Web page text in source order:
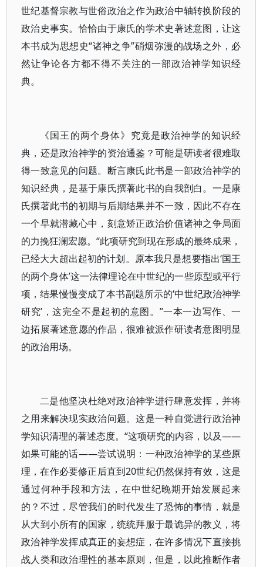
世纪基督宗教与世俗政治之作为政治中轴转换阶段的
政治史事实。恰恰由于康氏的学术史著述意图，让这
本书成为思想史“诸神之争”硝烟弥漫的战场之外，必
然让争论各方都不得不关注的一部政治神学知识经
典。
《国王的两个身体》究竟是政治神学的知识经
典，还是政治神学的资治通鉴？可能是研读者很难取
得一致意见的问题。断言康氏此书是一部政治神学的
知识经典，是基于康氏撰著此书的自我剖白。一是康
氏撰著此书的初期与后期结果并不一致，因此不存在
一个早就潜藏心中，刻意矫正政治价值诸神之争局面
的力挽狂澜宏愿。“此项研究到现在形成的最终成果，
已经大大超出起初的计划。原本我只是想要指出‘国王
的两个身体’这一法律理论在中世纪的一些原型或平行
项，结果慢慢变成了本书副题所示的‘中世纪政治神学
研究’，这完全不是起初的意图。”一本一边写作、一
边拓展著述意愿的作品，很难被派作研读者意图明显
的政治用场。
二是他坚决杜绝对政治神学进行肆意发挥，并将
之用来解决现实政治问题。这是一种自觉进行政治神
学知识清理的著述态度。“这项研究的内容，以及——
如果可能的话——尝试说明：一种政治神学的某些原
理，在作必要修正后直到20世纪仍然保持有效，这是
通过何种手段和方法，在中世纪晚期开始发展起来
的？不过，尽管我们的时代发生了恐怖的事情，就是
从大到小所有的国家，统统拜服于最诡异的教义，将
政治神学发挥成真正的妄想症，在许多情况下直接挑
战人类和政治理性的基本原则，但是，以此推断作者